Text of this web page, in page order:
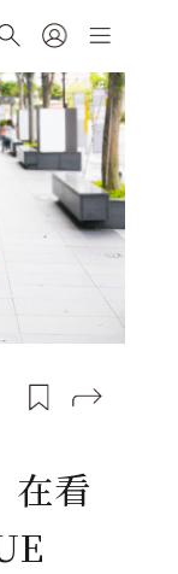
在看